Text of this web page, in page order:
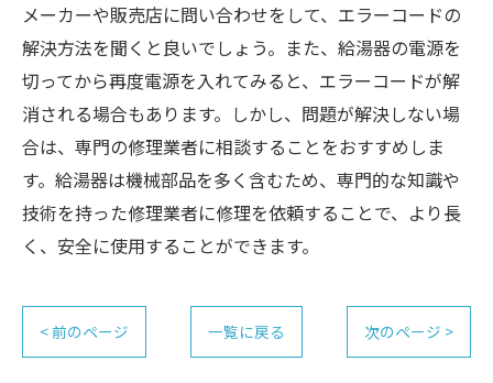
メーカーや販売店に問い合わせをして、エラーコードの
解決方法を聞くと良いでしょう。また、給湯器の電源を
切ってから再度電源を入れてみると、エラーコードが解
消される場合もあります。しかし、問題が解決しない場
合は、専門の修理業者に相談することをおすすめしま
す。給湯器は機械部品を多く含むため、専門的な知識や
技術を持った修理業者に修理を依頼することで、より長
く、安全に使用することができます。
< 前のページ 一覧に戻る 次のページ >